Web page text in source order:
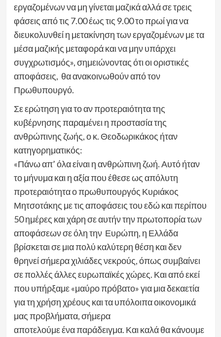
εργαζομένων να μη γίνεται μαζικά αλλά σε τρεις
φάσεις από τις 7.00 έως τις 9.00 το πρωί για να
διευκολυνθεί η μετακίνηση των εργαζομένων με τα
μέσα μαζικής μεταφορά και να μην υπάρχει
συγχρωτισμός», σημειώνοντας ότι οι οριστικές
αποφάσεις, θα ανακοινωθούν από τον
Πρωθυπουργό.
Σε ερώτηση για το αν προτεραιότητα της
κυβέρνησης παραμένει η προστασία της
ανθρώπινης ζωής, ο κ. Θεοδωρικάκος ήταν
κατηγορηματικός:
«Πάνω απ’ όλα είναι η ανθρώπινη ζωή. Αυτό ήταν
το μήνυμα και η αξία που έθεσε ως απόλυτη
προτεραιότητα ο πρωθυπουργός Κυριάκος
Μητσοτάκης με τις αποφάσεις του εδώ και περίπου
50 ημέρες και χάρη σε αυτήν την πρωτοπορία των
αποφάσεων σε όλη την Ευρώπη, η Ελλάδα
βρίσκεται σε μια πολύ καλύτερη θέση και δεν
θρηνεί σήμερα χιλιάδες νεκρούς, όπως συμβαίνει
σε πολλές άλλες ευρωπαϊκές χώρες. Και από εκεί
που υπήρξαμε «μαύρο πρόβατο» για μια δεκαετία
για τη χρήση χρέους και τα υπόλοιπα οικονομικά
μας προβλήματα, σήμερα
αποτελούμε ένα παράδειγμα. Και καλά θα κάνουμε